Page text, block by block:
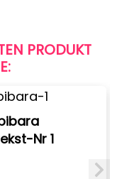
PRODUKT
Nr 1